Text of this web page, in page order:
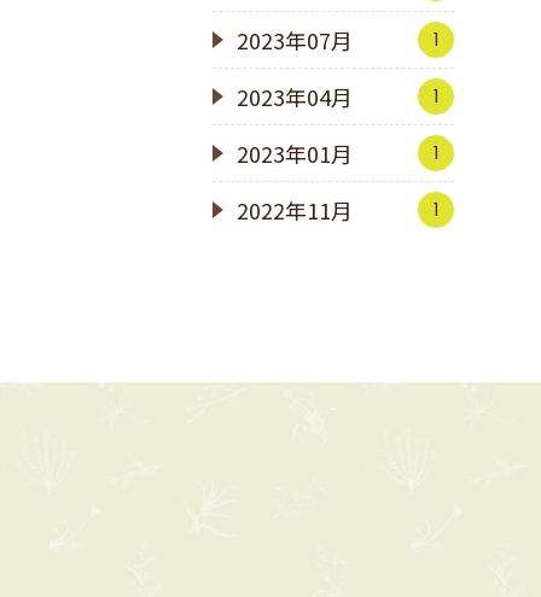
2023年07月 1
2023年04月 1
2023年01月 1
2022年11月 1